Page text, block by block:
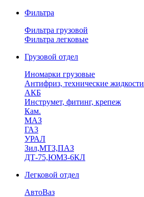
Фильтра
Фильтра грузовой
Фильтра легковые
Грузовой отдел
Иномарки грузовые
Антифриз, технические жидкости
АКБ
Инструмет, фитинг, крепеж
Кам.
МАЗ
ГА3
УРАЛ
Зил,МТЗ,ПАЗ
ДТ-75,ЮМЗ-6КЛ
Легковой отдел
АвтоВаз